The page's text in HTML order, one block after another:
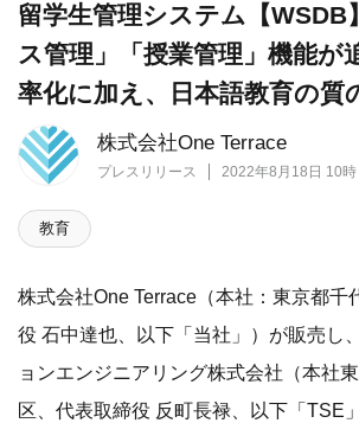
株式会社One Terrace
プレスリリース 2022年8月18日 10時
留学生管理システム【WSDB
ス管理」「授業管理」機能が
率化に加え、日本語教育の質
教育
株式会社One Terrace（本社：東京都千
役 石中達也、以下「当社」）が販売し
ョンエンジニアリング株式会社（本社
区、代表取締役 反町長禄、以下「TSE